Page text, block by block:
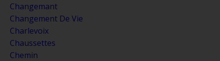
Changemant
Changement De Vie
Charlevoix
Chaussettes
Chemin